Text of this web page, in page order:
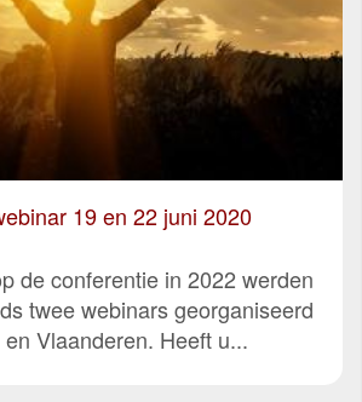
19 en 22 juni 2020
de conferentie in 2022 werden
twee webinars georganiseerd
Vlaanderen. Heeft u...